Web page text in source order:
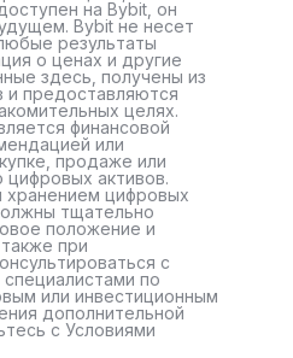
на Bybit, он
Bybit не несет
результаты
о ценах и другие
здесь, получены из
и предоставляются
целях.
финансовой
или
продаже или
активов.
хранением цифровых
тщательно
положение и
при
с
по
или инвестиционным
дополнительной
с Условиями